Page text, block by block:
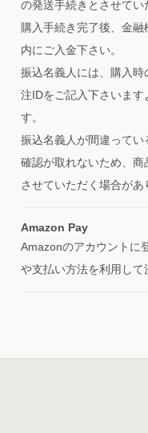
の発送手続きとさせてい
購入手続き完了後、金融
内にご入金下さい。
振込名義人には、購入時
注IDをご記入下さいます
す。
振込名義人が間違ってい
確認が取れないため、商
させていただく場合があ
Amazon Pay
Amazonのアカウントに
や支払い方法を利用して